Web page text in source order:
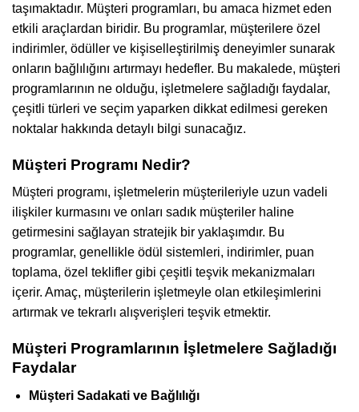
taşımaktadır. Müşteri programları, bu amaca hizmet eden
etkili araçlardan biridir. Bu programlar, müşterilere özel
indirimler, ödüller ve kişiselleştirilmiş deneyimler sunarak
onların bağlılığını artırmayı hedefler. Bu makalede, müşteri
programlarının ne olduğu, işletmelere sağladığı faydalar,
çeşitli türleri ve seçim yaparken dikkat edilmesi gereken
noktalar hakkında detaylı bilgi sunacağız.
Müşteri Programı Nedir?
Müşteri programı, işletmelerin müşterileriyle uzun vadeli
ilişkiler kurmasını ve onları sadık müşteriler haline
getirmesini sağlayan stratejik bir yaklaşımdır. Bu
programlar, genellikle ödül sistemleri, indirimler, puan
toplama, özel teklifler gibi çeşitli teşvik mekanizmaları
içerir. Amaç, müşterilerin işletmeyle olan etkileşimlerini
artırmak ve tekrarlı alışverişleri teşvik etmektir.
Müşteri Programlarının İşletmelere Sağladığı
Faydalar
Müşteri Sadakati ve Bağlılığı